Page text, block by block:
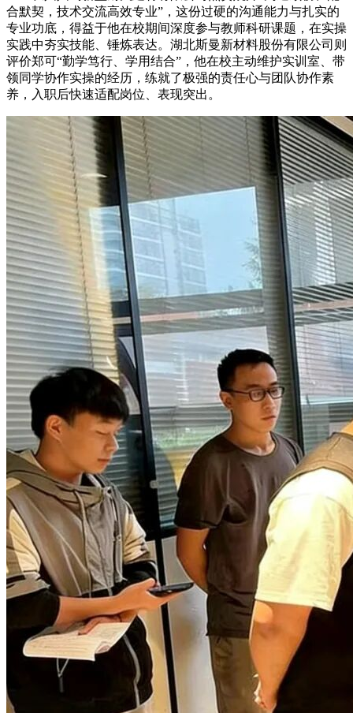
合默契，技术交流高效专业”，这份过硬的沟通能力与扎实的
专业功底，得益于他在校期间深度参与教师科研课题，在实操
实践中夯实技能、锤炼表达。湖北斯曼新材料股份有限公司则
评价郑可“勤学笃行、学用结合”，他在校主动维护实训室、带
领同学协作实操的经历，练就了极强的责任心与团队协作素
养，入职后快速适配岗位、表现突出。